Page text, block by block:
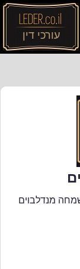
עורכי דין
מנדלבוים